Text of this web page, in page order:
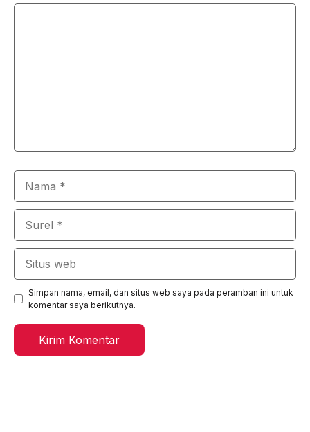
Simpan nama, email, dan situs web saya pada peramban ini untuk
komentar saya berikutnya.